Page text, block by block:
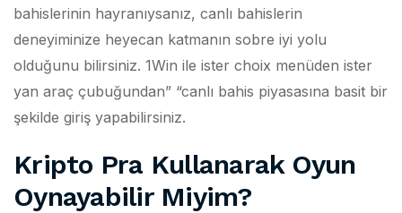
bahislerinin hayranıysanız, canlı bahislerin
deneyiminize heyecan katmanın sobre iyi yolu
olduğunu bilirsiniz. 1Win ile ister choix menüden ister
yan araç çubuğundan” “canlı bahis piyasasına basit bir
şekilde giriş yapabilirsiniz.
Kripto Pra Kullanarak Oyun
Oynayabilir Miyim?